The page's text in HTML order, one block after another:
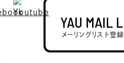
YAU MAIL
メーリングリスト登